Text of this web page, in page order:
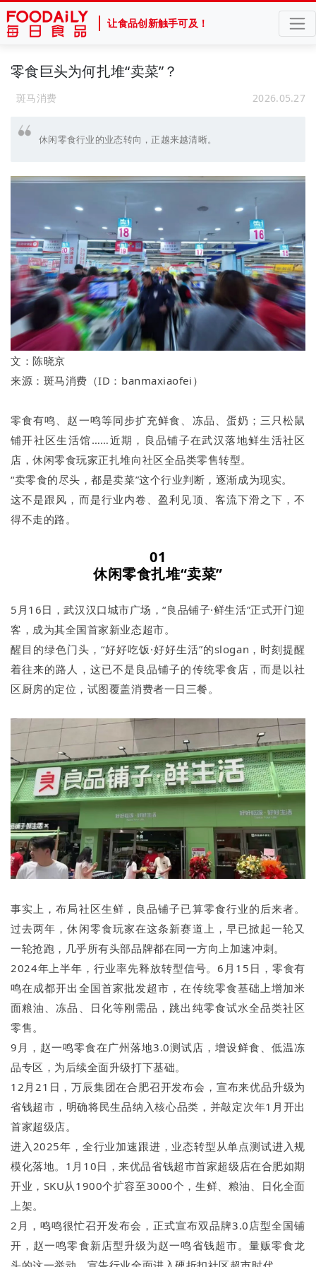
让食品创新触手可及！
零食巨头为何扎堆“卖菜”？
斑马消费 2026.05.27
休闲零食行业的业态转向，正越来越清晰。
文：陈晓京
来源：斑马消费（ID：banmaxiaofei）
零食有鸣、赵一鸣等同步扩充鲜食、冻品、蛋奶；三只松鼠
铺开社区生活馆……近期，良品铺子在武汉落地鲜生活社区
店，休闲零食玩家正扎堆向社区全品类零售转型。
“卖零食的尽头，都是卖菜”这个行业判断，逐渐成为现实。
这不是跟风，而是行业内卷、盈利见顶、客流下滑之下，不
得不走的路。
01
休闲零食扎堆“卖菜”
5月16日，武汉汉口城市广场，“良品铺子·鲜生活”正式开门迎
客，成为其全国首家新业态超市。
醒目的绿色门头，“好好吃饭·好好生活”的slogan，时刻提醒
着往来的路人，这已不是良品铺子的传统零食店，而是以社
区厨房的定位，试图覆盖消费者一日三餐。
事实上，布局社区生鲜，良品铺子已算零食行业的后来者。
过去两年，休闲零食玩家在这条新赛道上，早已掀起一轮又
一轮抢跑，几乎所有头部品牌都在同一方向上加速冲刺。
2024年上半年，行业率先释放转型信号。6月15日，零食有
鸣在成都开出全国首家批发超市，在传统零食基础上增加米
面粮油、冻品、日化等刚需品，跳出纯零食试水全品类社区
零售。
9月，赵一鸣零食在广州落地3.0测试店，增设鲜食、低温冻
品专区，为后续全面升级打下基础。
12月21日，万辰集团在合肥召开发布会，宣布来优品升级为
省钱超市，明确将民生品纳入核心品类，并敲定次年1月开出
首家超级店。
进入2025年，全行业加速跟进，业态转型从单点测试进入规
模化落地。1月10日，来优品省钱超市首家超级店在合肥如期
开业，SKU从1900个扩容至3000个，生鲜、粮油、日化全面
上架。
2月，鸣鸣很忙召开发布会，正式宣布双品牌3.0店型全国铺
开，赵一鸣零食新店型升级为赵一鸣省钱超市。量贩零食龙